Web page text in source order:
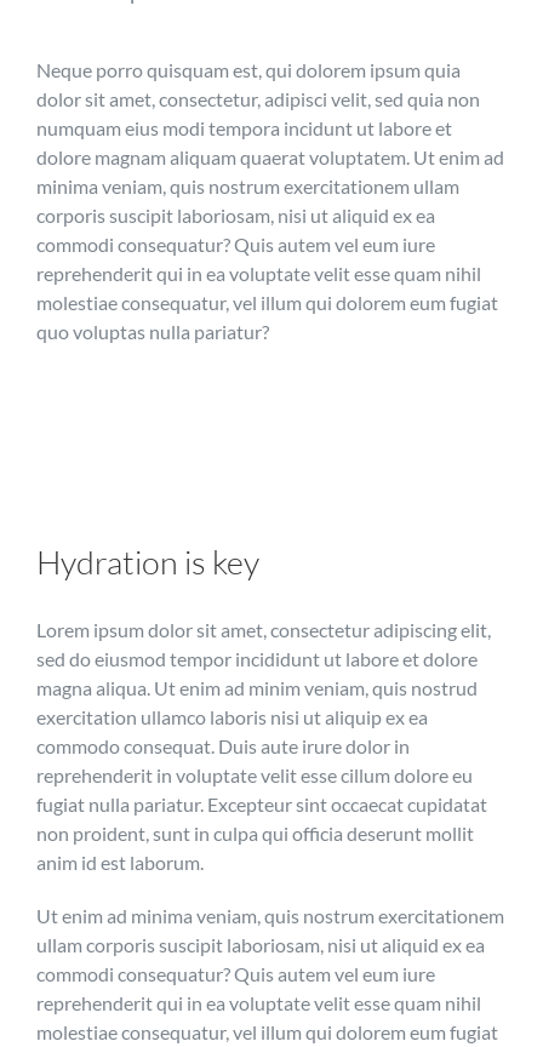
Neque porro quisquam est, qui dolorem ipsum quia
dolor sit amet, consectetur, adipisci velit, sed quia non
numquam eius modi tempora incidunt ut labore et
dolore magnam aliquam quaerat voluptatem. Ut enim ad
minima veniam, quis nostrum exercitationem ullam
corporis suscipit laboriosam, nisi ut aliquid ex ea
commodi consequatur? Quis autem vel eum iure
reprehenderit qui in ea voluptate velit esse quam nihil
molestiae consequatur, vel illum qui dolorem eum fugiat
quo voluptas nulla pariatur?
Hydration is key
Lorem ipsum dolor sit amet, consectetur adipiscing elit,
sed do eiusmod tempor incididunt ut labore et dolore
magna aliqua. Ut enim ad minim veniam, quis nostrud
exercitation ullamco laboris nisi ut aliquip ex ea
commodo consequat. Duis aute irure dolor in
reprehenderit in voluptate velit esse cillum dolore eu
fugiat nulla pariatur. Excepteur sint occaecat cupidatat
non proident, sunt in culpa qui officia deserunt mollit
anim id est laborum.
Ut enim ad minima veniam, quis nostrum exercitationem
ullam corporis suscipit laboriosam, nisi ut aliquid ex ea
commodi consequatur? Quis autem vel eum iure
reprehenderit qui in ea voluptate velit esse quam nihil
molestiae consequatur, vel illum qui dolorem eum fugiat